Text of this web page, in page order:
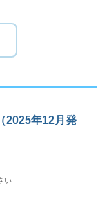
2025年12月発
い